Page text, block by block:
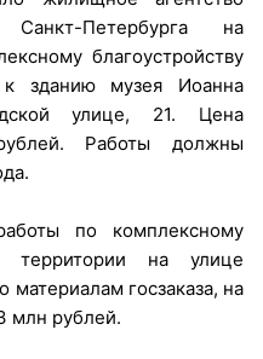
Санкт-Петербурга на
благоустройству
к зданию музея Иоанна
улице, 21. Цена
Работы должны
по комплексному
территории на улице
материалам госзаказа, на
млн рублей.